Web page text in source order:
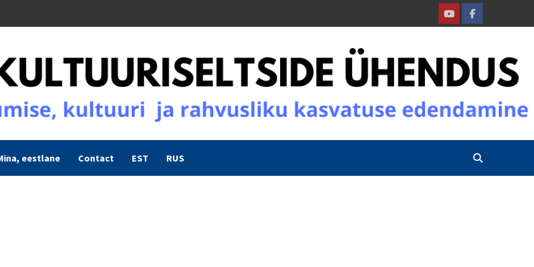
YoutubeFacebook
eestlane Contact EST RUS